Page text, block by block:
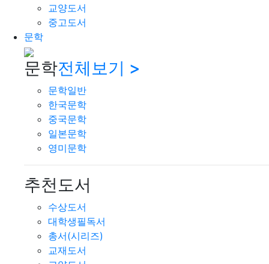
교양도서
중고도서
문학
문학전체보기 >
문학일반
한국문학
중국문학
일본문학
영미문학
추천도서
수상도서
대학생필독서
총서(시리즈)
교재도서